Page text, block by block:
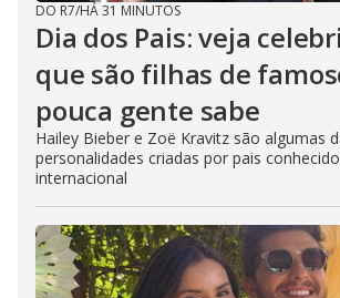
DO R7/HÁ 31 MINUTOS
Dia dos Pais: veja
que são filhas de
pouca gente sabe
Hailey Bieber e Zoë Kravitz são algumas
personalidades criadas por pais
internacional